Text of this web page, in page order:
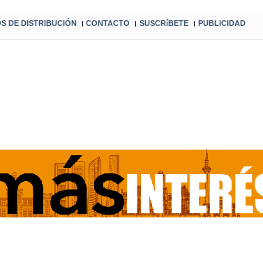
DE DISTRIBUCIÓN I CONTACTO I SUSCRíBETE I PUBLICIDAD